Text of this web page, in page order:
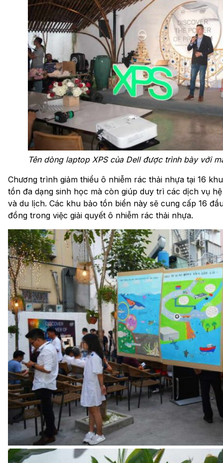
Tên dòng laptop XPS của Dell được trình bày với
Chương trình giảm thiểu ô nhiễm rác thải nhựa tại 16
tồn đa dạng sinh học mà còn giúp duy trì các dịch vụ
và du lịch. Các khu bảo tồn biển này sẽ cung cấp 16
đồng trong việc giải quyết ô nhiễm rác thải nhựa.